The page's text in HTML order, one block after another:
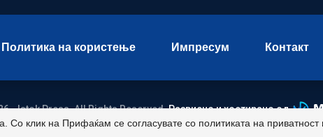
Политика на користење Импресум Контакт
- Istok Press. All Rights Reserved.Развиено и хостирано од
Со клик на Прифаќам се согласувате со политиката на приватност